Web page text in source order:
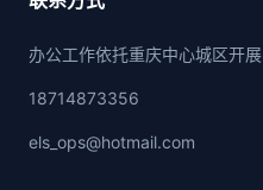
办公工作依托重庆中心城区开展
18714873356
els_ops@hotmail.com